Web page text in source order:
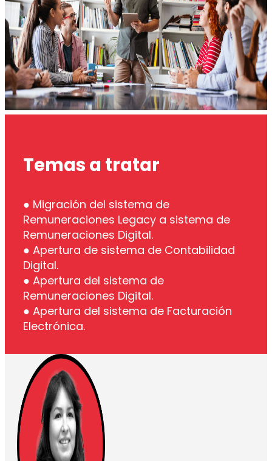
Temas a tratar
● Migración del sistema de
Remuneraciones Legacy a sistema de
Remuneraciones Digital.
● Apertura de sistema de Contabilidad
Digital.
● Apertura del sistema de
Remuneraciones Digital.
● Apertura del sistema de Facturación
Electrónica.